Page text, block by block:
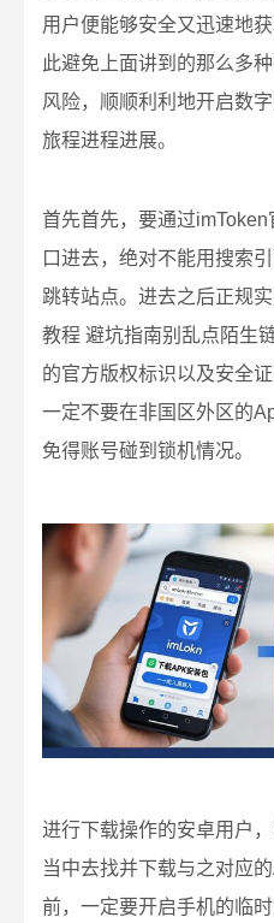
用户便能够安全又迅速地
此避免上面讲到的那么多
风险，顺顺利利地开启数
旅程进程进展。
首先首先，要通过
口进去，绝对不能用搜索
跳转站点。进去之后正规
教程 避坑指南别乱点陌生
的官方版权标识以及安全
一定不要在非国区外区的
免得账号碰到锁机情况。
进行下载操作的安卓用户
当中去找并下载与之对应
前，一定要开启手机的临